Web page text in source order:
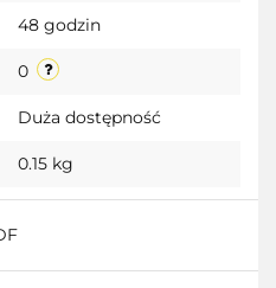
48 godzin
0
Duża dostępność
0.15 kg